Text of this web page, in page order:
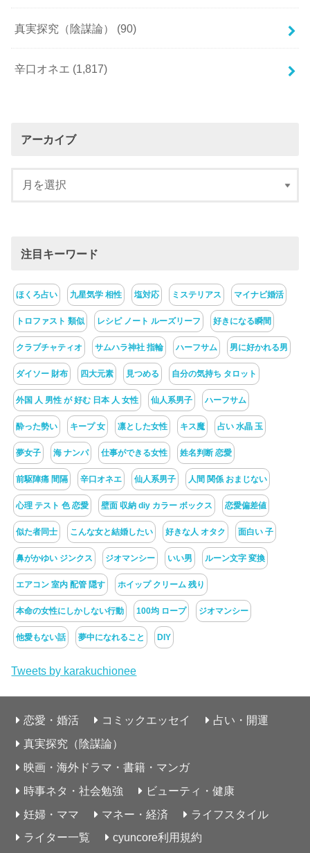
真実探究（陰謀論） (90)
辛口オネエ (1,817)
アーカイブ
注目キーワード
ほくろ占い 九星気学 相性 塩対応 ミステリアス マイナビ婚活
トロファスト 類似 レシピ ノート ルーズリーフ 好きになる瞬間
クラブチャティオ サムハラ神社 指輪 ハーフサム 男に好かれる男
ダイソー 財布 四大元素 見つめる 自分の気持ち タロット
外国 人 男性 が 好む 日本 人 女性 仙人系男子 ハーフサム
酔った勢い キープ 女 凛とした女性 キス魔 占い 水晶 玉
夢女子 海 ナンパ 仕事ができる女性 姓名判断 恋愛
前駆陣痛 間隔 辛口オネエ 仙人系男子 人間 関係 おまじない
心理 テスト 色 恋愛 壁面 収納 diy カラー ボックス 恋愛偏差値
似た者同士 こんな女と結婚したい 好きな人 オタク 面白い 子
鼻がかゆい ジンクス ジオマンシー いい男 ルーン文字 変換
エアコン 室内 配管 隠す ホイップ クリーム 残り
本命の女性にしかしない行動 100均 ロープ ジオマンシー
他愛もない話 夢中になれること DIY
Tweets by karakuchionee
恋愛・婚活 コミックエッセイ
占い・開運
真実探究（陰謀論）
映画・海外ドラマ・書籍・マンガ
時事ネタ・社会勉強
ビューティ・健康
妊婦・ママ
マネー・経済
ライフスタイル
ライター一覧
cyuncore利用規約